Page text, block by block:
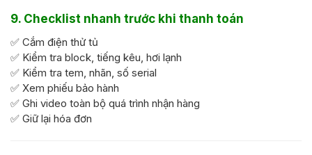
9. Checklist nhanh trước khi thanh toán
✅ Cắm điện thử tủ
✅ Kiểm tra block, tiếng kêu, hơi lạnh
✅ Kiểm tra tem, nhãn, số serial
✅ Xem phiếu bảo hành
✅ Ghi video toàn bộ quá trình nhận hàng
✅ Giữ lại hóa đơn